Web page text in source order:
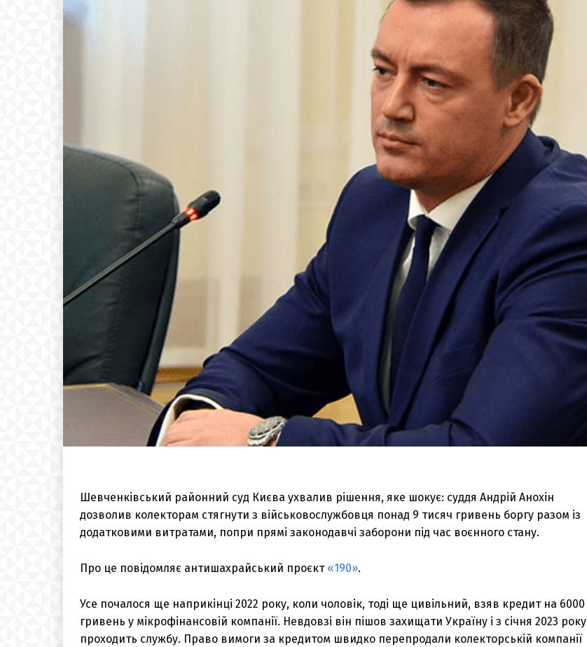
Шевченківський районний суд Києва ухвалив рішення, яке шокує: суддя Андрій Анохін
дозволив колекторам стягнути з військовослужбовця понад 9 тисяч гривень боргу разом із
додатковими витратами, попри прямі законодавчі заборони під час воєнного стану.
Про це повідомляє антишахрайський проєкт «190».
Усе почалося ще наприкінці 2022 року, коли чоловік, тоді ще цивільний, взяв кредит на 6000
гривень у мікрофінансовій компанії. Невдовзі він пішов захищати Україну і з січня 2023 року
проходить службу. Право вимоги за кредитом швидко перепродали колекторській компанії